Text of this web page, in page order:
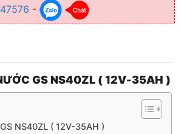
-
GS NS40ZL ( 12V-35AH )
NS40ZL ( 12V-35AH )